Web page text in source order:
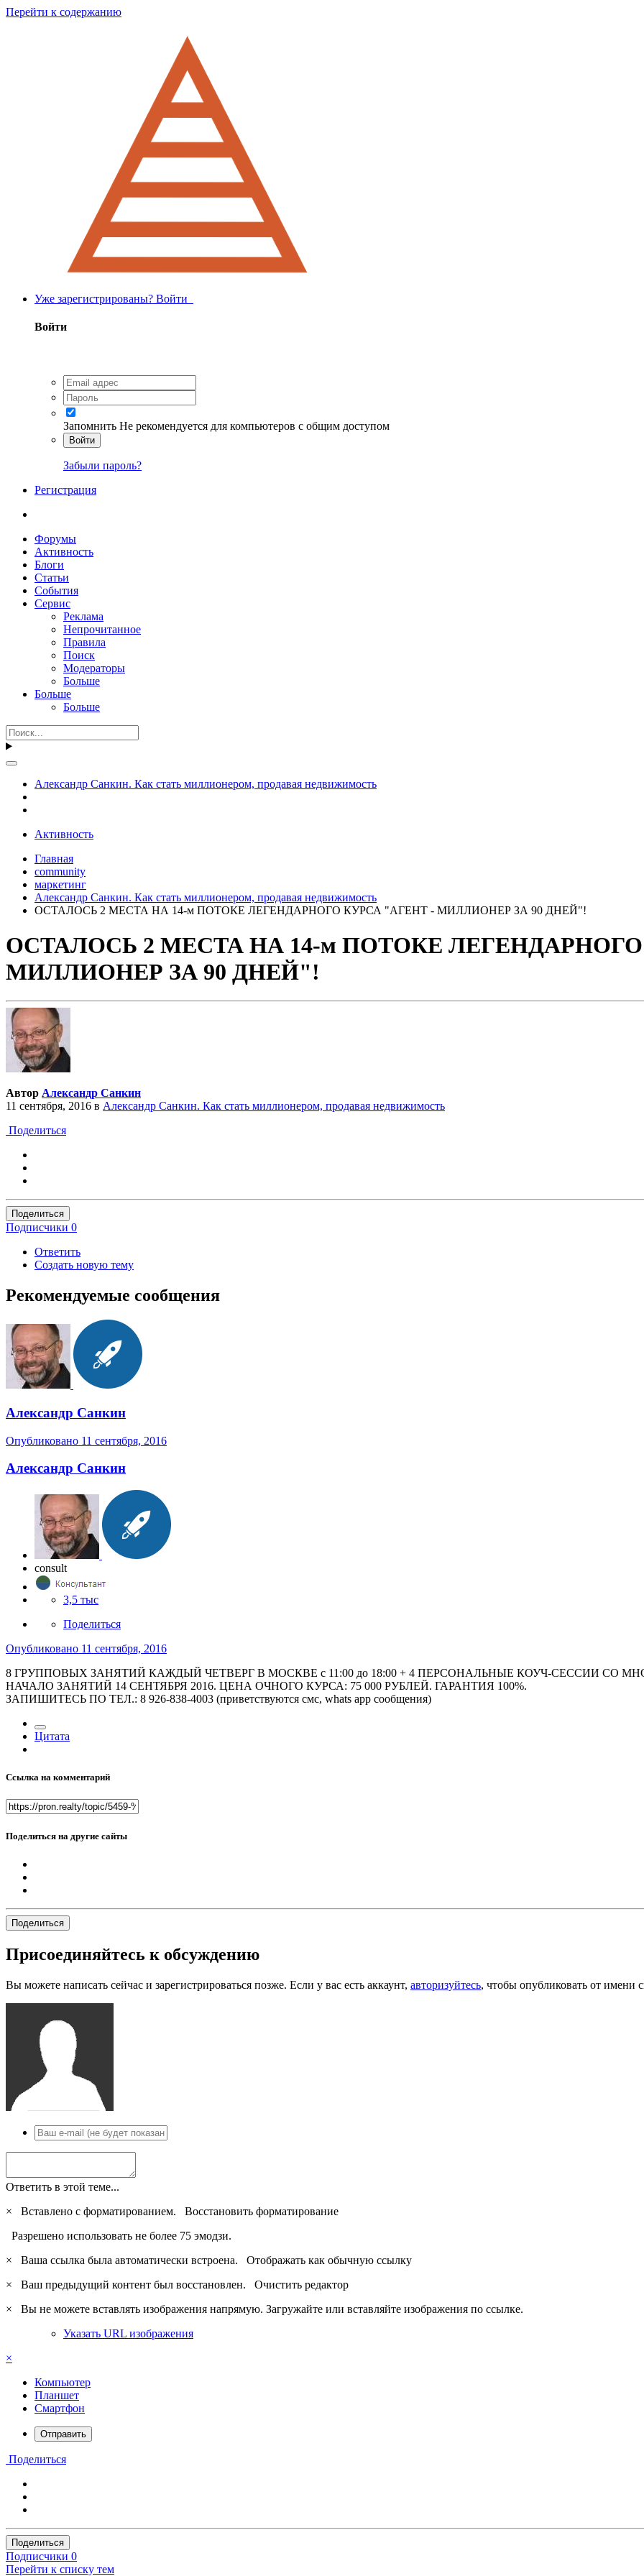
Перейти к содержанию
Уже зарегистрированы? Войти
Войти
Запомнить Не рекомендуется для компьютеров с общим доступом
Войти
Забыли пароль?
Регистрация
Форумы
Активность
Блоги
Статьи
События
Сервис
Реклама
Непрочитанное
Правила
Поиск
Модераторы
Больше
Больше
Больше
Александр Санкин. Как стать миллионером, продавая недвижимость
Активность
Главная
community
маркетинг
Александр Санкин. Как стать миллионером, продавая недвижимость
ОСТАЛОСЬ 2 МЕСТА НА 14-м ПОТОКЕ ЛЕГЕНДАРНОГО КУРСА "АГЕНТ - МИЛЛИОНЕР ЗА 90 ДНЕЙ"!
ОСТАЛОСЬ 2 МЕСТА НА 14-м ПОТОКЕ
МИЛЛИОНЕР ЗА 90 ДНЕЙ"!
Автор Александр Санкин
11 сентября, 2016 в Александр Санкин. Как стать миллионером, продавая недвижимость
Поделиться
Поделиться
Подписчики 0
Ответить
Создать новую тему
Рекомендуемые сообщения
Александр Санкин
Опубликовано 11 сентября, 2016
Александр Санкин
consult
3,5 тыс
Поделиться
Опубликовано 11 сентября, 2016
8 ГРУППОВЫХ ЗАНЯТИЙ КАЖДЫЙ ЧЕТВЕРГ В МОСКВЕ с 11:00 до 18:00 + 4 ПЕРСОНАЛЬНЫЕ КОУЧ-СЕССИИ СО
НАЧАЛО ЗАНЯТИЙ 14 СЕНТЯБРЯ 2016. ЦЕНА ОЧНОГО КУРСА: 75 000 РУБЛЕЙ. ГАРАНТИЯ 100%.
ЗАПИШИТЕСЬ ПО ТЕЛ.: 8 926-838-4003 (приветствуются смс, whats app сообщения)
Цитата
Ссылка на комментарий
Поделиться на другие сайты
Поделиться
Присоединяйтесь к обсуждению
Вы можете написать сейчас и зарегистрироваться позже. Если у вас есть аккаунт, авторизуйтесь, чтобы опубликовать от имени
Ответить в этой теме...
×
Вставлено с форматированием. Восстановить форматирование
Разрешено использовать не более 75 эмодзи.
×
Ваша ссылка была автоматически встроена. Отображать как обычную ссылку
×
Ваш предыдущий контент был восстановлен. Очистить редактор
×
Вы не можете вставлять изображения напрямую. Загружайте или вставляйте изображения по ссылке.
Указать URL изображения
×
Компьютер
Планшет
Смартфон
Отправить
Поделиться
Поделиться
Подписчики 0
Перейти к списку тем